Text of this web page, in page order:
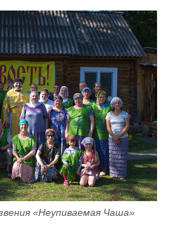
«Неупиваемая Чаша»